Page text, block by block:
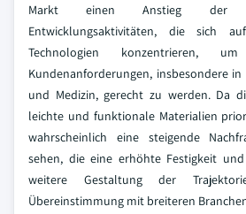
Markt einen Anstieg der
Entwicklungsaktivitäten, die sich
Technologien konzentrieren,
Kundenanforderungen, insbesondere in
und Medizin, gerecht zu werden. Da
leichte und funktionale Materialien
wahrscheinlich eine steigende
sehen, die eine erhöhte Festigkeit
weitere Gestaltung der
Übereinstimmung mit breiteren